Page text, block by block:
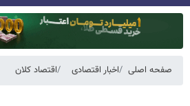
صفحه اصلی اخبار اقتصادی اقتصاد کلان